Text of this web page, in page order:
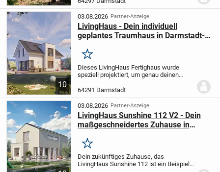
überzeugt durch seine durchdachte
Raumaufteil...
10
03.08.2026 Partner-Anzeige
LivingHaus - Dein individuell
geplantes Traumhaus in Darmstadt-
Merken
Dieses LivingHaus Fertighaus wurde
speziell projektiert, um genau deinen
entsprechen. Mit einer großzügigen
Wohnfläche von 130 Quadratmetern auf
zwei Etagen bietet dir...
64291 Darmstadt
03.08.2026 Partner-Anzeige
LivingHaus Sunshine 112 V2 - Dein
maßgeschneidertes Zuhause in
Komfort
Merken
Dein zukünftiges Zuhause, das
LivingHaus Sunshine 112 ist ein Beispiel